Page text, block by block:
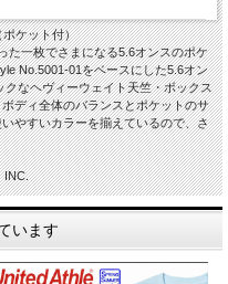
ポケット付）
た一枚でさまになる5.6オンスのポケ
No.5001-01をベースにした5.6オン
なヘヴィーウェイト天竺・ボックス
ディ全体のバランスとポケットのサ
やすいカラーを揃えているので、さ
INC.
います